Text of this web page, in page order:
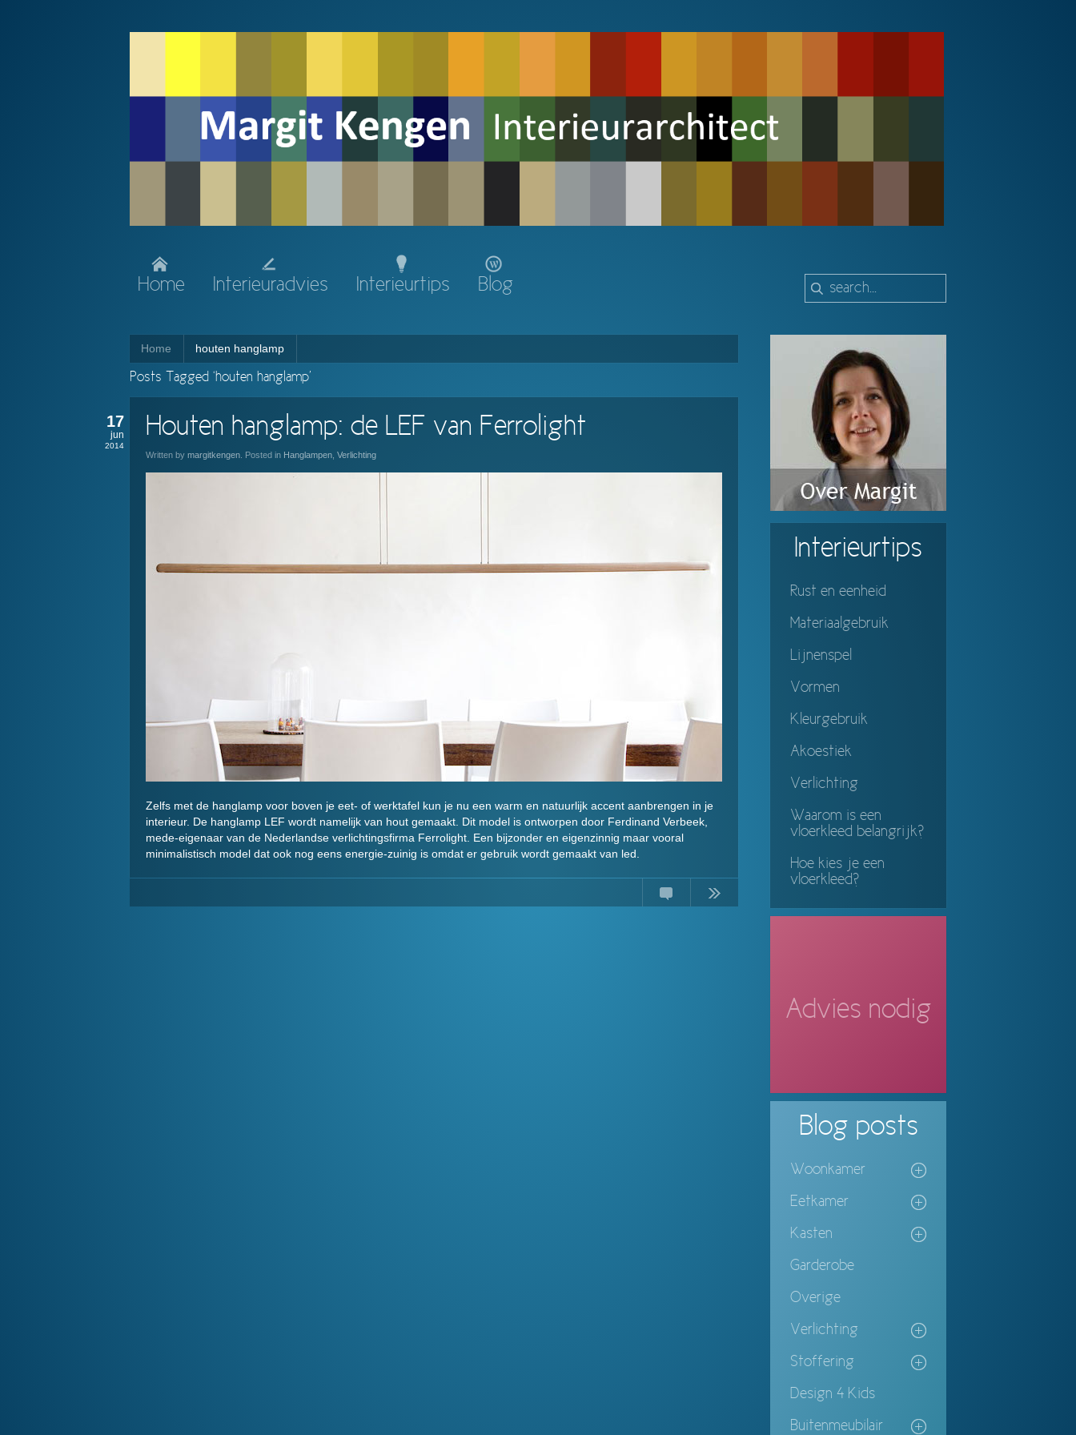
Home Interieuradvies Interieurtips Blog
Home houten hanglamp
Posts Tagged ‘houten hanglamp’
17
jun
2014
Houten hanglamp: de LEF van Ferrolight
Written by margitkengen . Posted in Hanglampen Verlichting
Zelfs met de hanglamp voor boven je eet- of werktafel kun je nu een warm en natuurlijk accent aanbrengen in je
interieur. De hanglamp LEF wordt namelijk van hout gemaakt. Dit model is ontworpen door Ferdinand Verbeek,
mede-eigenaar van de Nederlandse verlichtingsfirma Ferrolight. Een bijzonder en eigenzinnig maar vooral
minimalistisch model dat ook nog eens energie-zuinig is omdat er gebruik wordt gemaakt van led.
Interieurtips
Rust en eenheid
Materiaalgebruik
Lijnenspel
Vormen
Kleurgebruik
Akoestiek
Verlichting
Waarom is een
vloerkleed belangrijk?
Hoe kies je een
vloerkleed?
Advies nodig
Blog posts
Woonkamer
Eetkamer
Kasten
Garderobe
Overige
Verlichting
Stoffering
Design 4 Kids
Buitenmeubilair